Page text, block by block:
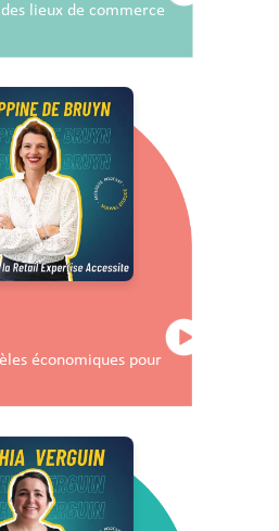
lieux de commerce
économiques pour les centres